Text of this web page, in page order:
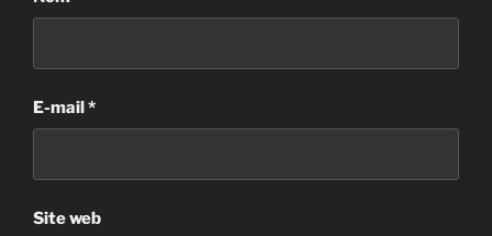
E-mail*
Site web